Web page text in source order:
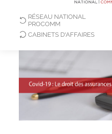
RÉSEAU NATIONAL
PROCOMM
CABINETS D'AFFAIRES